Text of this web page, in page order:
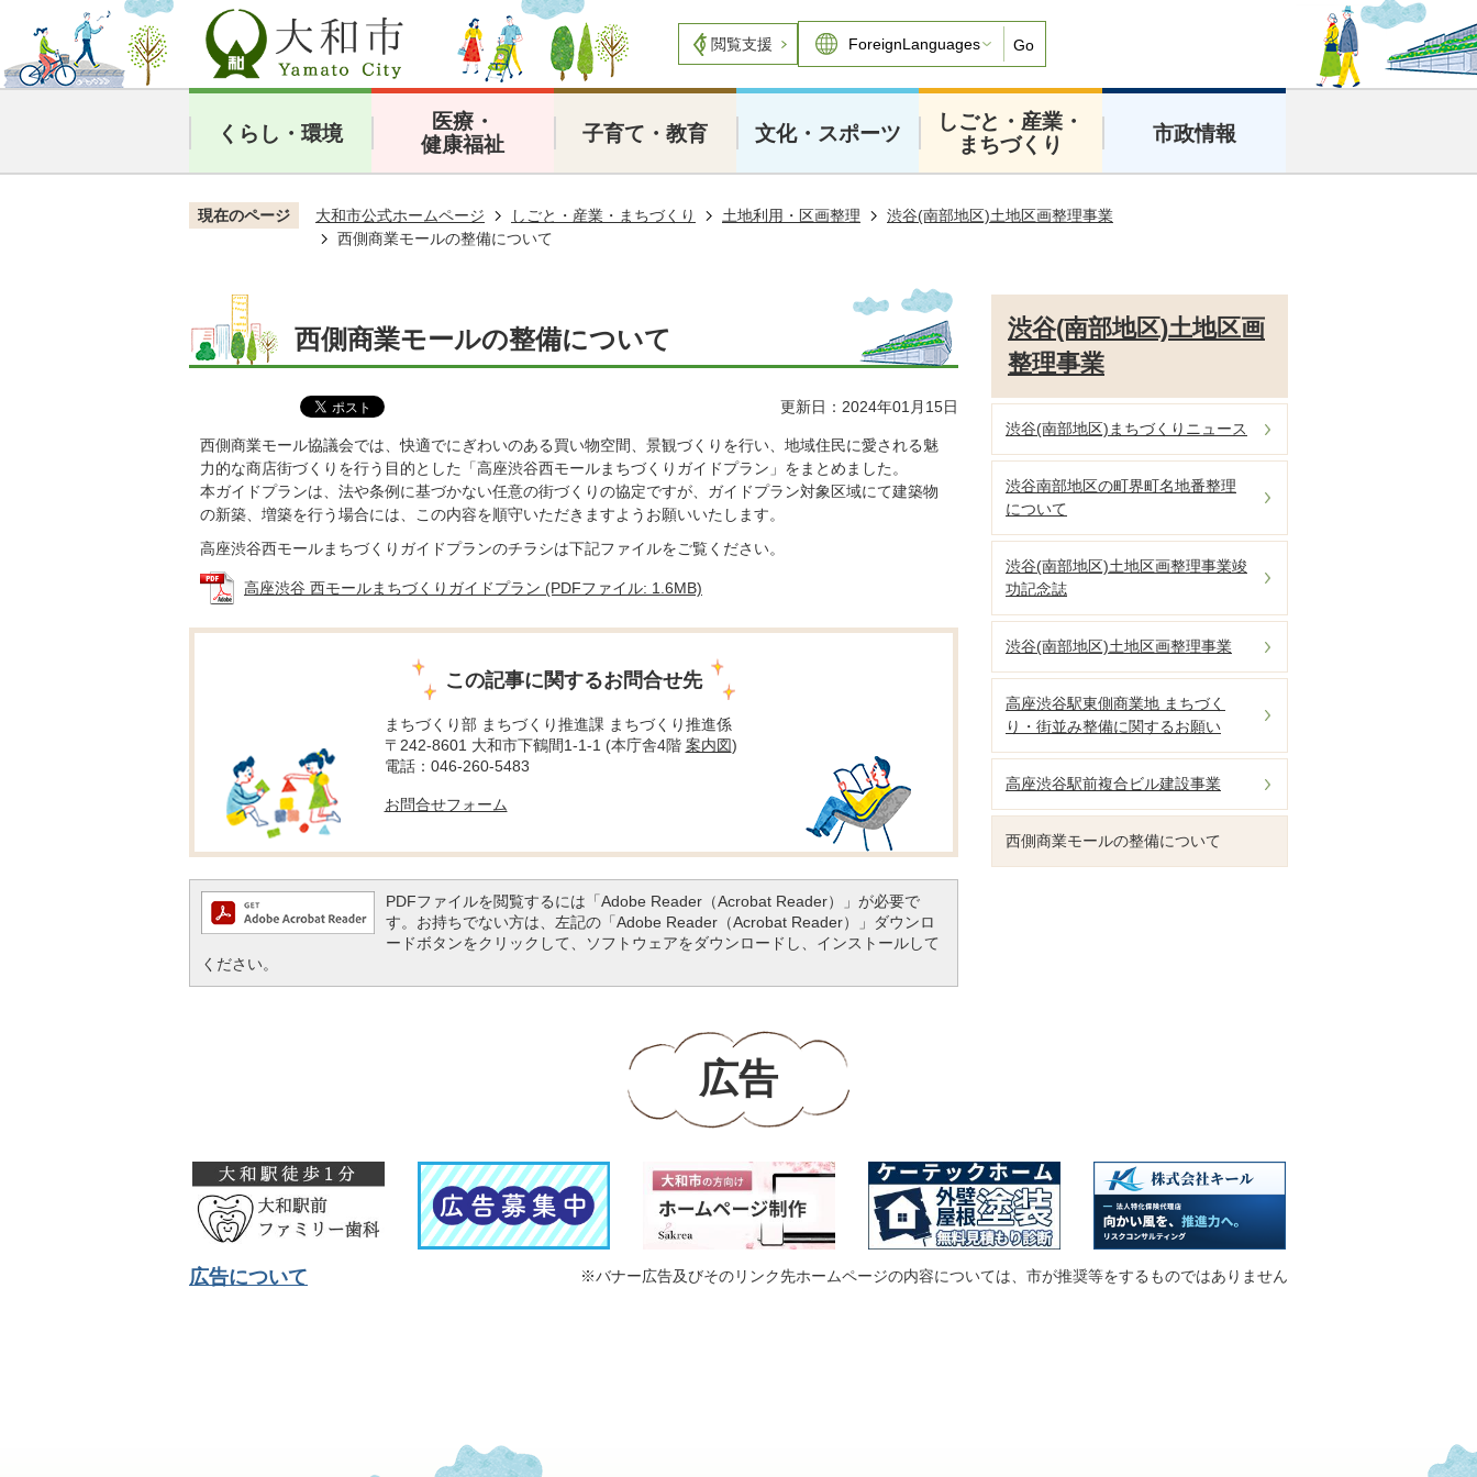
閲覧支援 Go
くらし・環境
医療・
健康福祉
子育て・教育 文化・スポーツ
しごと・産業・
まちづくり
市政情報
現在のページ 大和市公式ホームページ しごと・産業・まちづくり 土地利用・区画整理
渋谷(南部地区)土地区画整理事業
西側商業モールの整備について
西側商業モールの整備について
更新日：2024年01月15日
西側商業モール協議会では、快適でにぎわいのある買い物空間、景観づくりを行い、地域住民に愛される魅
力的な商店街づくりを行う目的とした「高座渋谷西モールまちづくりガイドプラン」をまとめました。
本ガイドプランは、法や条例に基づかない任意の街づくりの協定ですが、ガイドプラン対象区域にて建築物
の新築、増築を行う場合には、この内容を順守いただきますようお願いいたします。
高座渋谷西モールまちづくりガイドプランのチラシは下記ファイルをご覧ください。
高座渋谷 西モールまちづくりガイドプラン (PDFファイル: 1.6MB)
この記事に関するお問合せ先
まちづくり部 まちづくり推進課 まちづくり推進係
〒242-8601 大和市下鶴間1-1-1 (本庁舎4階 案内図)
電話：046-260-5483
お問合せフォーム
PDFファイルを閲覧するには「Adobe Reader（Acrobat Reader）」が必要で
す。お持ちでない方は、左記の「Adobe Reader（Acrobat Reader）」ダウンロ
ードボタンをクリックして、ソフトウェアをダウンロードし、インストールして
ください。
渋谷(南部地区)土地区画
整理事業
渋谷(南部地区)まちづくりニュース
渋谷南部地区の町界町名地番整理
について
渋谷(南部地区)土地区画整理事業竣
功記念誌
渋谷(南部地区)土地区画整理事業
高座渋谷駅東側商業地 まちづく
り・街並み整備に関するお願い
高座渋谷駅前複合ビル建設事業
西側商業モールの整備について
広告
広告について ※バナー広告及びそのリンク先ホームページの内容については、市が推奨等をするものではありません